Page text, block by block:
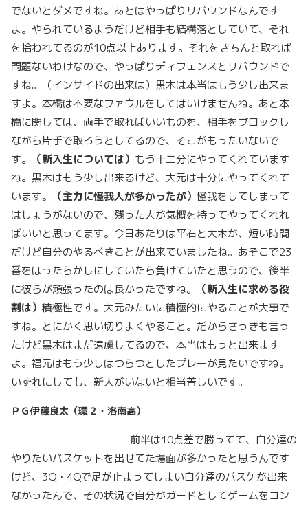
でないとダメですね。あとはやっぱりリバウンドなんです
よ。やられているようだけど相手も結構落としていて、それ
を拾われてるのが10点以上あります。それをきちんと取れば
問題ないわけなので、やっぱりディフェンスとリバウンドで
すね。（インサイドの出来は）黒木は本当はもう少し出来ま
すよ。本橋は不要なファウルをしてはいけませんね。あと本
橋に関しては、両手で取ればいいものを、相手をブロックし
ながら片手で取ろうとしてるので、そこがもったいないで
す。
（新入生については） もう十二分にやってくれています
ね。黒木はもう少し出来るけど、大元は十分にやってくれて
います。
（主力に怪我人が多かったが） 怪我をしてしまって
はしょうがないので、残った人が気概を持ってやってくれれ
ばいいと思ってます。今日あたりは平石と大木が、短い時間
だけど自分のやるべきことが出来ていましたね。あそこで23
番をほったらかしにしていたら負けていたと思うので、後半
に彼らが頑張ったのは良かったですね。
（新入生に求める役
割は） 積極性です。大元みたいに積極的にやることが大事で
すね。とにかく思い切りよくやること。だからさっきも言っ
たけど黒木はまだ遠慮してるので、本当はもっと出来ます
よ。福元はもう少しはつらつとしたプレーが見たいですね。
いずれにしても、新人がいないと相当苦しいです。
ＰＧ伊藤良太（環２・洛南高）
前半は10点差で勝ってて、自分達の
やりたいバスケットを出せてた場面が多かったと思うんです
けど、3Q・4Qで足が止まってしまい自分達のバスケが出来
なかったんで、その状況で自分がガードとしてゲームをコン